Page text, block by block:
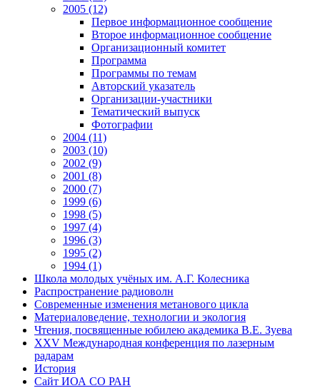
2005 (12)
Первое информационное сообщение
Второе информационное сообщение
Организационный комитет
Программа
Программы по темам
Авторский указатель
Организации-участники
Тематический выпуск
Фотографии
2004 (11)
2003 (10)
2002 (9)
2001 (8)
2000 (7)
1999 (6)
1998 (5)
1997 (4)
1996 (3)
1995 (2)
1994 (1)
Школа молодых учёных им. А.Г. Колесника
Распространение радиоволн
Современные изменения метанового цикла
Материаловедение, технологии и экология
Чтения, посвященные юбилею академика В.Е. Зуева
XXV Международная конференция по лазерным
радарам
История
Сайт ИОА СО РАН